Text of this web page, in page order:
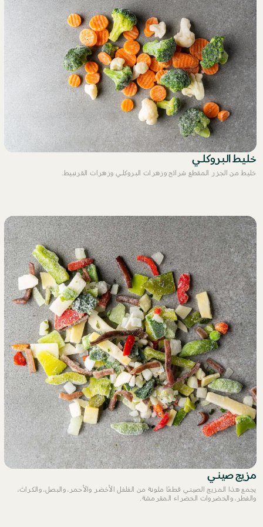
خليط البروكلي
خليط من الجزر المقطع شرائح وزهرات البروكلي وزهرات القرنبيط.
مزيج صيني
يجمع هذا المزيج الصيني قطعًا ملونة من الفلفل الأخضر والأحمر، والبصل، والكراث،
والفطر، والخضروات الخضراء المقرمشة.